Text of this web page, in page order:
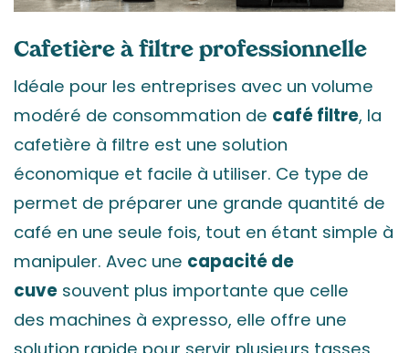
Cafetière à filtre professionnelle
Idéale pour les entreprises avec un volume
modéré de consommation de café filtre, la
cafetière à filtre est une solution
économique et facile à utiliser. Ce type de
permet de préparer une grande quantité de
café en une seule fois, tout en étant simple à
manipuler. Avec une capacité de
cuve souvent plus importante que celle
des machines à expresso, elle offre une